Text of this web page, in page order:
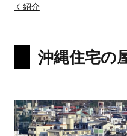
く紹介
沖縄住宅の